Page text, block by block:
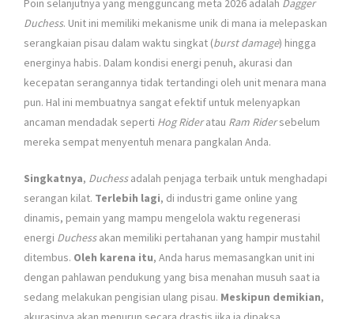
Poin selanjutnya yang mengguncang meta 2026 adalah Dagger
Duchess. Unit ini memiliki mekanisme unik di mana ia melepaskan
serangkaian pisau dalam waktu singkat (burst damage) hingga
energinya habis. Dalam kondisi energi penuh, akurasi dan
kecepatan serangannya tidak tertandingi oleh unit menara mana
pun. Hal ini membuatnya sangat efektif untuk melenyapkan
ancaman mendadak seperti Hog Rideratau Ram Ridersebelum
mereka sempat menyentuh menara pangkalan Anda.
Singkatnya, Duchessadalah penjaga terbaik untuk menghadapi
serangan kilat. Terlebih lagi, di industri game online yang
dinamis, pemain yang mampu mengelola waktu regenerasi
energi Duchessakan memiliki pertahanan yang hampir mustahil
ditembus. Oleh karena itu, Anda harus memasangkan unit ini
dengan pahlawan pendukung yang bisa menahan musuh saat ia
sedang melakukan pengisian ulang pisau. Meskipun demikian,